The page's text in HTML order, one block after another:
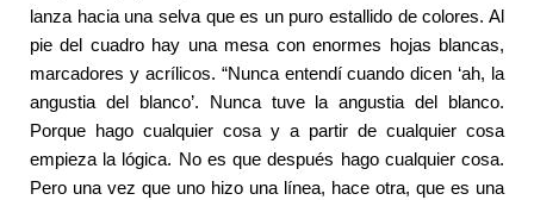
lanza hacia una selva que es un puro estallido de colores. Al
pie del cuadro hay una mesa con enormes hojas blancas,
marcadores y acrílicos. “Nunca entendí cuando dicen ‘ah, la
angustia del blanco’. Nunca tuve la angustia del blanco.
Porque hago cualquier cosa y a partir de cualquier cosa
empieza la lógica. No es que después hago cualquier cosa.
Pero una vez que uno hizo una línea, hace otra, que es una